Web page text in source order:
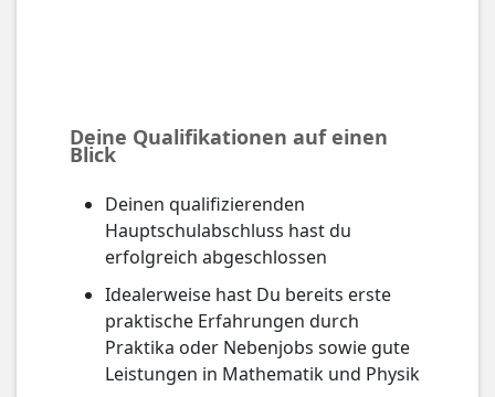
Deine Qualifikationen auf einen
Blick
Deinen qualifizierenden
Hauptschulabschluss hast du
erfolgreich abgeschlossen
Idealerweise hast Du bereits erste
praktische Erfahrungen durch
Praktika oder Nebenjobs sowie gute
Leistungen in Mathematik und Physik